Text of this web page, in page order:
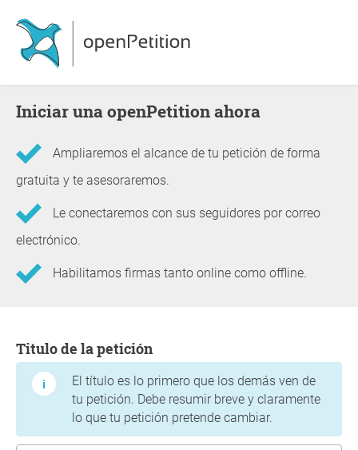
Iniciar una openPetition ahora
Ampliaremos el alcance de tu petición de forma
gratuita y te asesoraremos.
Le conectaremos con sus seguidores por correo
electrónico.
Habilitamos firmas tanto online como offline.
Titulo de la petición
El título es lo primero que los demás ven de
tu petición. Debe resumir breve y claramente
lo que tu petición pretende cambiar.